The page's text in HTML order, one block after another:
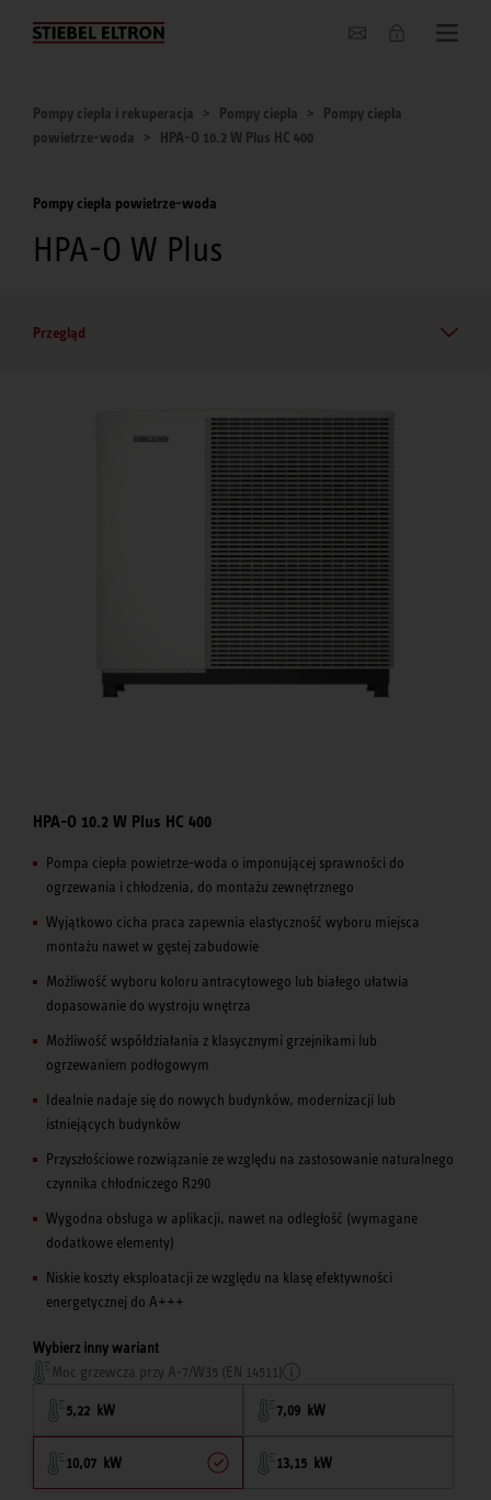
O nas
Pompy ciepła i rekuperacja Pompy ciepła
Pompy ciepła
powietrze-woda
HPA-O 10.2 W Plus HC 400
Pompy ciepła powietrze-woda
HPA-O W Plus
Przegląd
HPA-O 10.2 W Plus HC 400
Pompa ciepła powietrze-woda o imponującej sprawności do
ogrzewania i chłodzenia, do montażu zewnętrznego
Wyjątkowo cicha praca zapewnia elastyczność wyboru miejsca
montażu nawet w gęstej zabudowie
Możliwość wyboru koloru antracytowego lub białego ułatwia
dopasowanie do wystroju wnętrza
Możliwość współdziałania z klasycznymi grzejnikami lub
ogrzewaniem podłogowym
Idealnie nadaje się do nowych budynków, modernizacji lub
istniejących budynków
Przyszłościowe rozwiązanie ze względu na zastosowanie naturalnego
czynnika chłodniczego R290
Wygodna obsługa w aplikacji, nawet na odległość (wymagane
dodatkowe elementy)
Niskie koszty eksploatacji ze względu na klasę efektywności
energetycznej do A+++
Wybierz inny wariant
Moc grzewcza przy A-7/W35 (EN 14511)
5,22 kW 7,09 kW
10,07 kW 13,15 kW